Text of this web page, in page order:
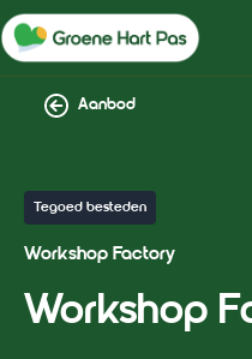
Aanbod
Tegoed besteden
Workshop Factory
Workshop